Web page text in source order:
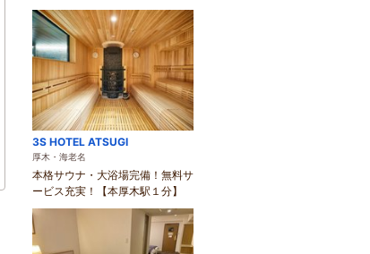
月 火
8/17
○
8/18 8/19
3S HOTEL ATSUGI
厚木・海老名
本格サウナ・大浴場完備！無料サ
ービス充実！【本厚木駅１分】